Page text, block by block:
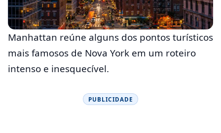
Manhattan reúne alguns dos pontos turísticos
mais famosos de Nova York em um roteiro
intenso e inesquecível.
PUBLICIDADE